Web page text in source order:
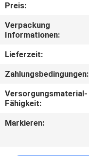
TRETEN
SIE
MIT
UNS
VERBINDUNG
Preis:
Verpackung
Informationen:
Lieferzeit:
Zahlungsbedingungen:
Versorgungsmaterial-
Fähigkeit:
Markieren: